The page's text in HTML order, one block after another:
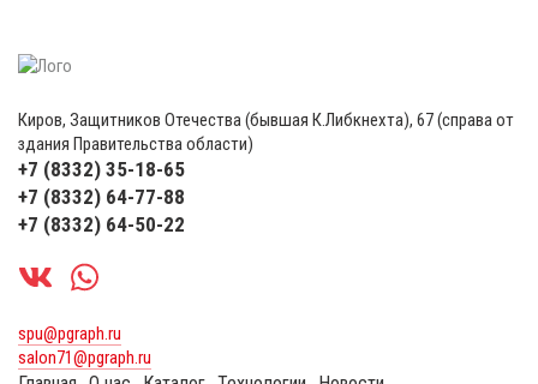
Киров, Защитников Отечества (бывшая К.Либкнехта), 67 (справа от
здания Правительства области)
+7 (8332) 35-18-65
+7 (8332) 64-77-88
+7 (8332) 64-50-22
spu@pgraph.ru
salon71@pgraph.ru